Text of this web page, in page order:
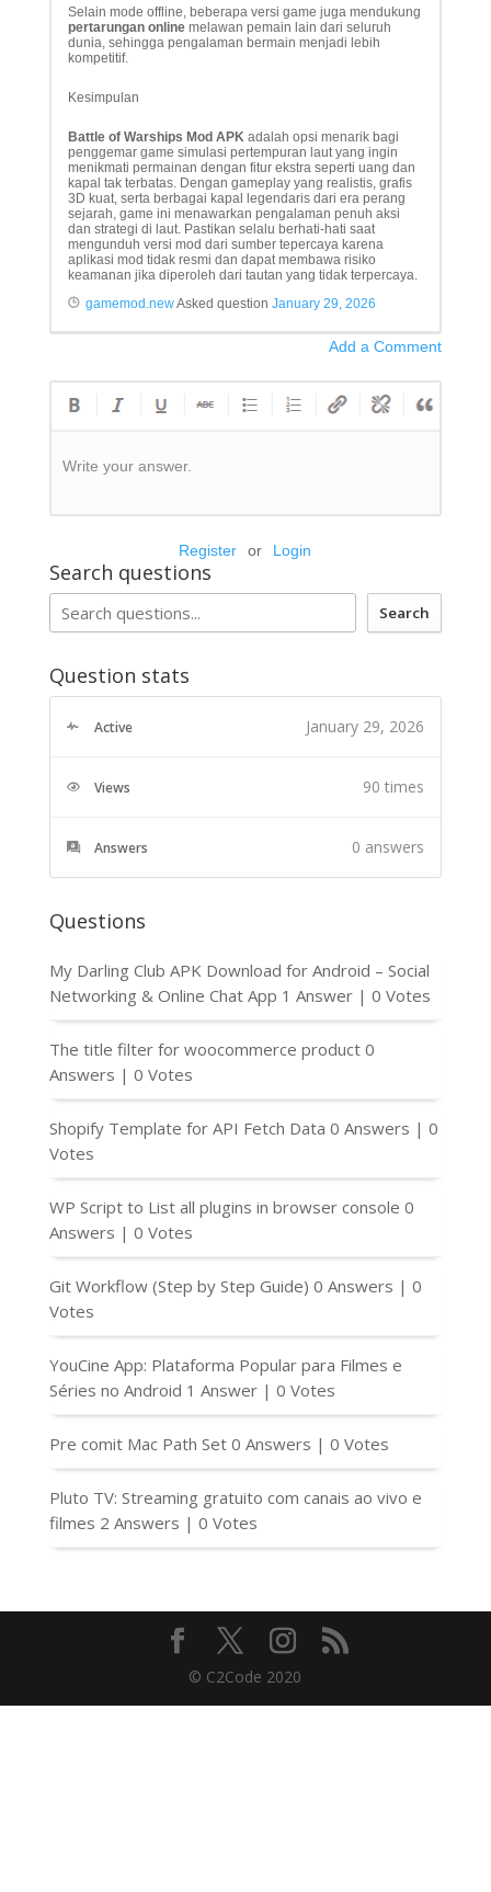
Selain mode offline, beberapa versi game juga mendukung
pertarungan onlinemelawan pemain lain dari seluruh
dunia, sehingga pengalaman bermain menjadi lebih
kompetitif.
Kesimpulan
Battle of Warships Mod APKadalah opsi menarik bagi
penggemar game simulasi pertempuran laut yang ingin
menikmati permainan dengan fitur ekstra seperti uang dan
kapal tak terbatas. Dengan gameplay yang realistis, grafis
3D kuat, serta berbagai kapal legendaris dari era perang
sejarah, game ini menawarkan pengalaman penuh aksi
dan strategi di laut. Pastikan selalu berhati-hati saat
mengunduh versi mod dari sumber tepercaya karena
aplikasi mod tidak resmi dan dapat membawa risiko
keamanan jika diperoleh dari tautan yang tidak terpercaya.
gamemod.newAsked question January 29, 2026
Add a Comment
Write your answer.
Register or Login
Search questions
Search
Question stats
Active January 29, 2026
Views 90 times
Answers 0 answers
Questions
My Darling Club APK Download for Android – Social
Networking & Online Chat App 1 Answer | 0 Votes
The title filter for woocommerce product 0
Answers | 0 Votes
Shopify Template for API Fetch Data 0 Answers | 0
Votes
WP Script to List all plugins in browser console 0
Answers | 0 Votes
Git Workflow (Step by Step Guide) 0 Answers | 0
Votes
YouCine App: Plataforma Popular para Filmes e
Séries no Android 1 Answer | 0 Votes
Pre comit Mac Path Set 0 Answers | 0 Votes
Pluto TV: Streaming gratuito com canais ao vivo e
filmes 2 Answers | 0 Votes
© C2Code 2020